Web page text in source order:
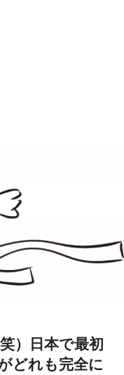
）日本で最初
どれも完全に